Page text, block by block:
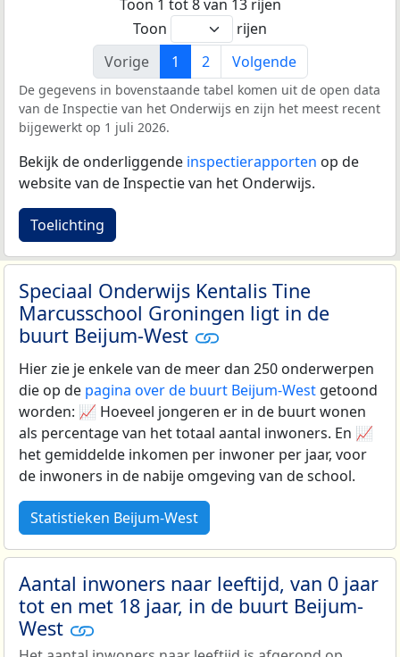
Toon 1 tot 8 van 13 rijen
Toon
rijen
Vorige
1 2 Volgende
De gegevens in bovenstaande tabel komen uit de open data
van de Inspectie van het Onderwijs en zijn het meest recent
bijgewerkt op 1 juli 2026.
Bekijk de onderliggende inspectierapporten op de
website van de Inspectie van het Onderwijs.
Toelichting
Speciaal Onderwijs Kentalis Tine
Marcusschool Groningen ligt in de
buurt Beijum-West
Hier zie je enkele van de meer dan 250 onderwerpen
die op de pagina over de buurt Beijum-West getoond
worden: 📈 Hoeveel jongeren er in de buurt wonen
als percentage van het totaal aantal inwoners. En 📈
het gemiddelde inkomen per inwoner per jaar, voor
de inwoners in de nabije omgeving van de school.
Statistieken Beijum-West
Aantal inwoners naar leeftijd, van 0 jaar
tot en met 18 jaar, in de buurt Beijum-
West